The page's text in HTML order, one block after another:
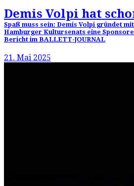
Demis Volpi hat
Spaß muss sein: Demis Volpi gründet
Hamburger Kultursenats eine
Bericht im BALLETT-JOURNAL
21. Mai 2025